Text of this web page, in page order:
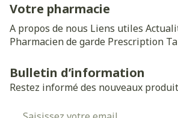
Votre pharmacie
A propos de nous Liens utiles
Pharmacien de garde Prescription
Bulletin d’information
Restez informé des nouveaux